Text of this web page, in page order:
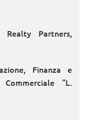
Partners,
Finanza e
“L.